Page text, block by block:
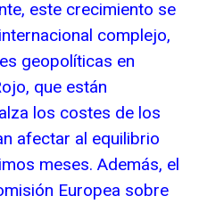
este crecimiento se
complejo,
geopolíticas en
que están
los costes de los
afectar al equilibrio
meses. Además, el
Europea sobre